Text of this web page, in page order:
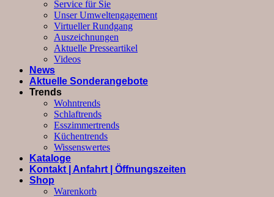
Service für Sie
Unser Umweltengagement
Virtueller Rundgang
Auszeichnungen
Aktuelle Presseartikel
Videos
News
Aktuelle Sonderangebote
Trends
Wohntrends
Schlaftrends
Esszimmertrends
Küchentrends
Wissenswertes
Kataloge
Kontakt | Anfahrt | Öffnungszeiten
Shop
Warenkorb